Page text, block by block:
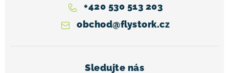
obchod@flystork.cz
+420 530 513 203